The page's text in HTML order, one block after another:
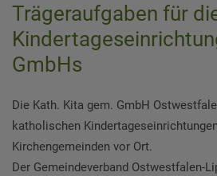
Trägeraufgaben für
GmbHs
Die Kath. Kita gem. GmbH
katholischen
Kirchengemeinden vor Ort.
Der Gemeindeverband Ostwestfalen-